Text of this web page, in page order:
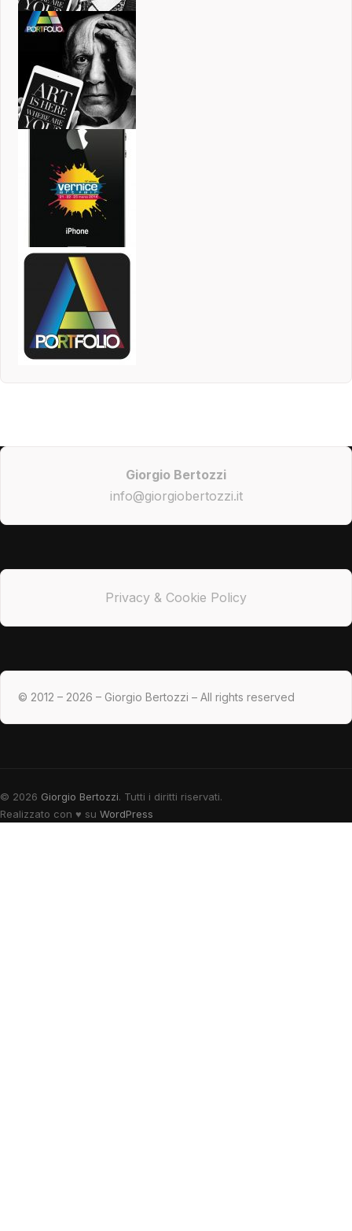
Giorgio Bertozzi
info@giorgiobertozzi.it
Privacy & Cookie Policy
© 2012 – 2026 – Giorgio Bertozzi – All rights reserved
© 2026 Giorgio Bertozzi. Tutti i diritti riservati.
Realizzato con ♥ su WordPress